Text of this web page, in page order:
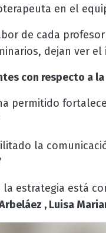
en el
de cada
dejan ver
con respecto a
permitido
la
estrategia está
, Luisa